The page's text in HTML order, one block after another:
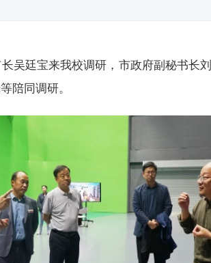
吴廷宝来我校调研，市政府副秘书长
陪同调研。